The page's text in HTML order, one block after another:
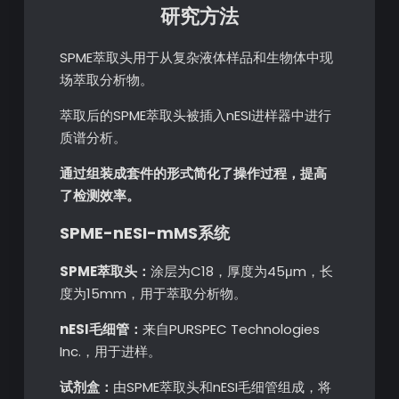
研究方法
SPME萃取头用于从复杂液体样品和生物体中现
场萃取分析物。
萃取后的SPME萃取头被插入nESI进样器中进行
质谱分析。
通过组装成套件的形式简化了操作过程，提高
了检测效率。
SPME-nESI-mMS系统
SPME萃取头： 涂层为C18，厚度为45μm，长
度为15mm，用于萃取分析物。
nESI毛细管： 来自PURSPEC Technologies
Inc.，用于进样。
试剂盒： 由SPME萃取头和nESI毛细管组成，将